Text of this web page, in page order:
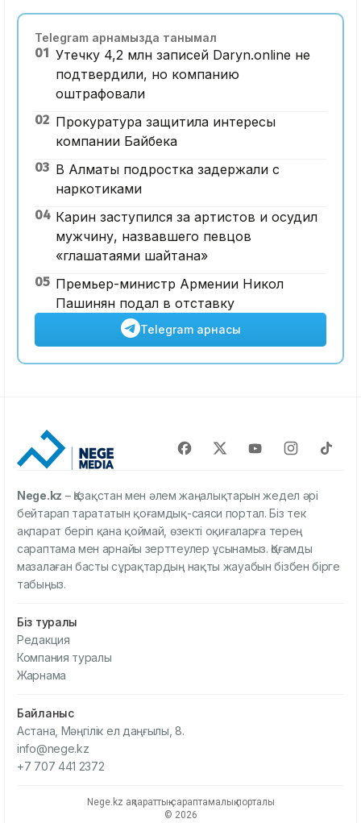
Telegram арнамызда танымал
01 Утечку 4,2 млн записей Daryn.online не
подтвердили, но компанию
оштрафовали
02 Прокуратура защитила интересы
компании Байбека
03 В Алматы подростка задержали с
наркотиками
04 Карин заступился за артистов и осудил
мужчину, назвавшего певцов
«глашатаями шайтана»
05 Премьер-министр Армении Никол
Пашинян подал в отставку
Telegram арнасы
Nege.kz – Қазақстан мен әлем жаңалықтарын жедел әрі
бейтарап тарататын қоғамдық-саяси портал. Біз тек
ақпарат беріп қана қоймай, өзекті оқиғаларға терең
сараптама мен арнайы зерттеулер ұсынамыз. Қоғамды
мазалаған басты сұрақтардың нақты жауабын бізбен бірге
табыңыз.
Біз туралы
Редакция
Компания туралы
Жарнама
Байланыс
Астана, Мәңгілік ел даңғылы, 8.
info@nege.kz
+7 707 441 2372
Nege.kz ақпараттық-сараптамалық порталы
© 2026